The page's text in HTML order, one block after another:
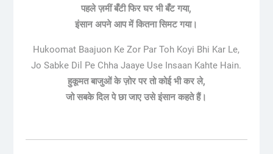
पहले ज़मीं बँटी फिर घर भी बँट गया,
इंसान अपने आप में कितना सिमट गया।
Hukoomat Baajuon Ke Zor Par Toh Koyi Bhi Kar Le,
Jo Sabke Dil Pe Chha Jaaye Use Insaan Kahte Hain.
हुकूमत बाजुओं के ज़ोर पर तो कोई भी कर ले,
जो सबके दिल पे छा जाए उसे इंसान कहते हैं।